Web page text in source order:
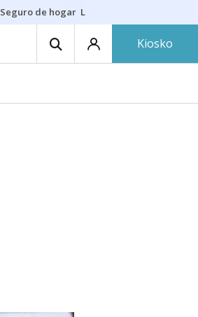
Seguro de hogar Lío Athletic-Osasuna
Kiosko